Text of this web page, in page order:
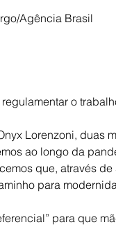
Agência Brasil
o
Lorenzoni, duas
ao longo da
que, através
para
para que